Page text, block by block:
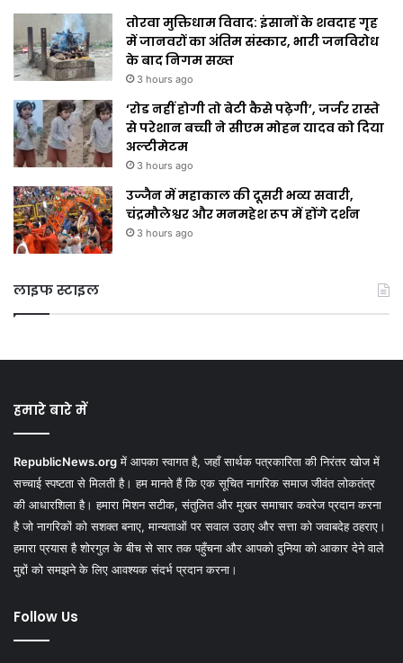
तोरवा मुक्तिधाम विवाद: इंसानों के शवदाह गृह
में जानवरों का अंतिम संस्कार, भारी जनविरोध
के बाद निगम सख्त
3 hours ago
‘रोड नहीं होगी तो बेटी कैसे पढ़ेगी’, जर्जर रास्ते
से परेशान बच्ची ने सीएम मोहन यादव को दिया
अल्टीमेटम
3 hours ago
उज्जैन में महाकाल की दूसरी भव्य सवारी,
चंद्रमौलेश्वर और मनमहेश रूप में होंगे दर्शन
3 hours ago
लाइफ स्टाइल
हमारे बारे में
RepublicNews.orgमें आपका स्वागत है, जहाँ सार्थक पत्रकारिता की निरंतर खोज में
सच्चाई स्पष्टता से मिलती है। हम मानते हैं कि एक सूचित नागरिक समाज जीवंत लोकतंत्र
की आधारशिला है। हमारा मिशन सटीक, संतुलित और मुखर समाचार कवरेज प्रदान करना
है जो नागरिकों को सशक्त बनाए, मान्यताओं पर सवाल उठाए और सत्ता को जवाबदेह ठहराए।
हमारा प्रयास है शोरगुल के बीच से सार तक पहुँचना और आपको दुनिया को आकार देने वाले
मुद्दों को समझने के लिए आवश्यक संदर्भ प्रदान करना।
Follow Us